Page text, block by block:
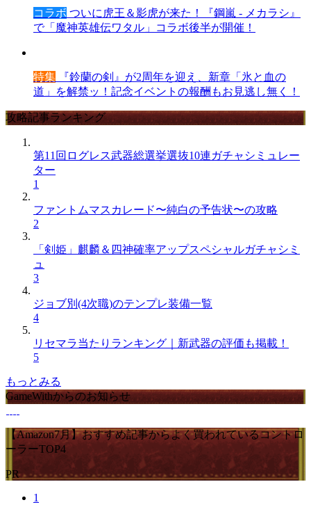
コラボ ついに虎王＆影虎が来た！『鋼嵐 - メカラシ』
で「魔神英雄伝ワタル」コラボ後半が開催！
特集 『鈴蘭の剣』が2周年を迎え、新章「氷と血の
道」を解禁ッ！記念イベントの報酬もお見逃し無く！
攻略記事ランキング
第11回ログレス武器総選挙選抜10連ガチャシミュレー
ター
1
ファントムマスカレード〜純白の予告状〜の攻略
2
「剣姫」麒麟＆四神確率アップスペシャルガチャシミ
ュ
3
ジョブ別(4次職)のテンプレ装備一覧
4
リセマラ当たりランキング｜新武器の評価も掲載！
5
もっとみる
GameWithからのお知らせ
【Amazon7月】おすすめ記事からよく買われているコントロ
ーラーTOP4
PR
1